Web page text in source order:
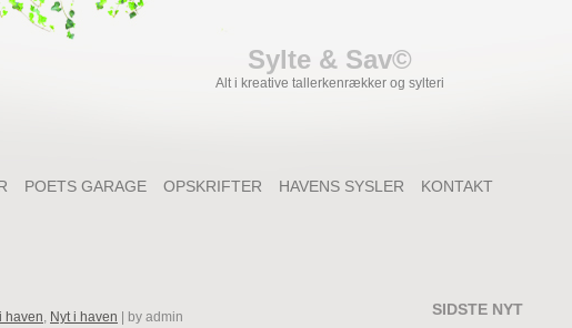
Sylte & Sav©
Alt i kreative tallerkenrækker og sylteri
POETS GARAGE OPSKRIFTER HAVENS SYSLER KONTAKT
haven, Nyt i haven | by admin SIDSTE NYT